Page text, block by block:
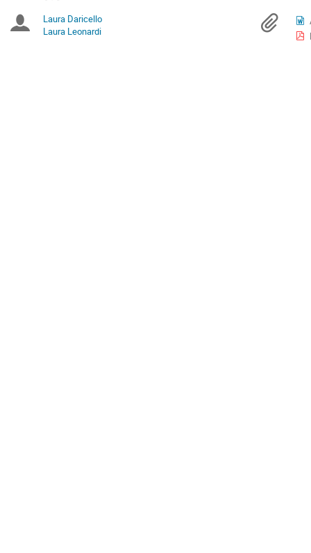
are
in
Chairpersons
Laura Daricello
Laura Leonardi